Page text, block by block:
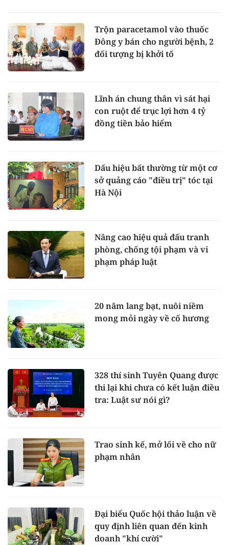
Trộn paracetamol vào thuốc
Đông y bán cho người bệnh, 2
đối tượng bị khởi tố
Lĩnh án chung thân vì sát hại
con ruột để trục lợi hơn 4 tỷ
đồng tiền bảo hiểm
Dấu hiệu bất thường từ một cơ
sở quảng cáo "điều trị" tóc tại
Hà Nội
Nâng cao hiệu quả đấu tranh
phòng, chống tội phạm và vi
phạm pháp luật
20 năm lang bạt, nuôi niềm
mong mỏi ngày về cố hương
328 thí sinh Tuyên Quang được
thi lại khi chưa có kết luận điều
tra: Luật sư nói gì?
Trao sinh kế, mở lối về cho nữ
phạm nhân
Đại biểu Quốc hội thảo luận về
quy định liên quan đến kinh
doanh "khí cười"